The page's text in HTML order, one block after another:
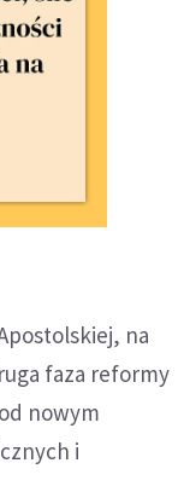
na
faza reformy
nowym
i